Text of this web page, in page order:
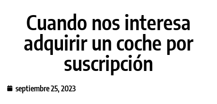
Cuando nos interesa
adquirir un coche por
suscripción
septiembre 25, 2023